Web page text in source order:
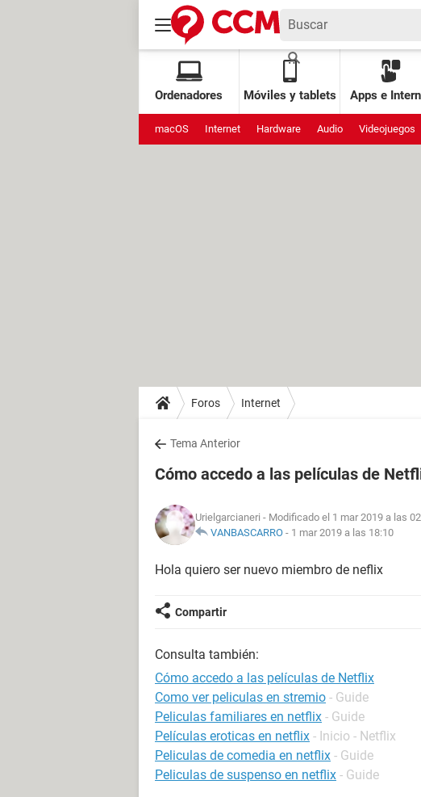
Ordenadores Móviles y tablets Apps e
macOS Internet Hardware Audio Videojuegos
Foros Internet
Tema Anterior
Cómo accedo a las películas de
Urielgarcianeri - Modificado el 1 mar 2019 a las
VANBASCARRO - 1 mar 2019 a las 18:10
Hola quiero ser nuevo miembro de neflix
Compartir
Consulta también:
Cómo accedo a las películas de Netflix
Como ver peliculas en stremio - Guide
Peliculas familiares en netflix - Guide
Películas eroticas en netflix - Inicio - Netflix
Peliculas de comedia en netflix - Guide
Peliculas de suspenso en netflix - Guide